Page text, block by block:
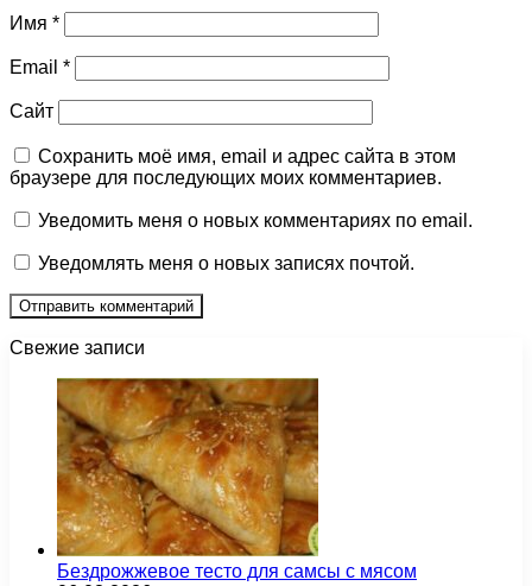
Имя *
Email *
Сайт
Сохранить моё имя, email и адрес сайта в этом
браузере для последующих моих комментариев.
Уведомить меня о новых комментариях по email.
Уведомлять меня о новых записях почтой.
Свежие записи
Бездрожжевое тесто для самсы с мясом